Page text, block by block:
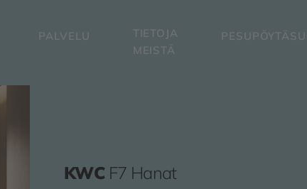
PALVELU
TIETOJA
MEISTÄ
KWC F7 Hanat